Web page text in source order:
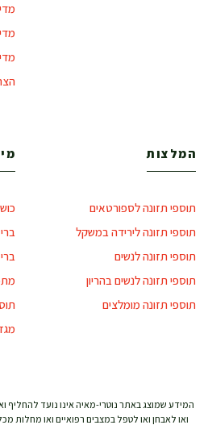
המלצות
תוספי תזונה לספורטאים
תוספי תזונה לירידה במשקל
תוספי תזונה לנשים
תוספי תזונה לנשים בהריון
תוספי תזונה מומלצים
המידע שמוצג באתר נוטרי-מאיה אינו נועד להחליף
ואו לאבחן ואו לטפל במצבים רפואיים ואו מחלות